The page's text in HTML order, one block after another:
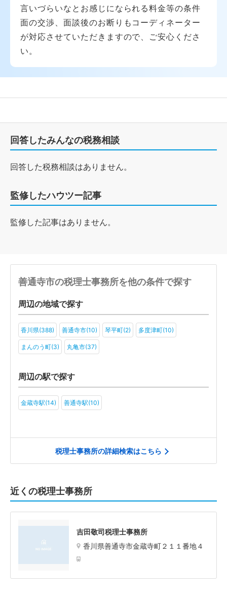
言いづらいなとお感じになられる料金等の条件
面の交渉、面談後のお断りもコーディネーター
が対応させていただきますので、ご安心くださ
い。
回答したみんなの税務相談
回答した税務相談はありません。
監修したハウツー記事
監修した記事はありません。
善通寺市の税理士事務所を他の条件で探す
周辺の地域で探す
香川県(388) 善通寺市(10) 琴平町(2) 多度津町(10)
まんのう町(3) 丸亀市(37)
周辺の駅で探す
金蔵寺駅(14) 善通寺駅(10)
税理士事務所の詳細検索はこちら
近くの税理士事務所
吉田敬司税理士事務所
香川県善通寺市金蔵寺町２１１番地４